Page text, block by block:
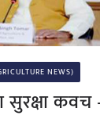
NEWS)
कवच